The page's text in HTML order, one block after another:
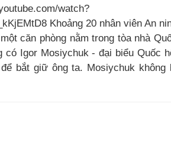
watch?
Khoảng 20 nhân viên An
căn phòng nằm trong tòa nhà
có Igor Mosiychuk - đại biểu Quốc
bắt giữ ông ta. Mosiychuk không